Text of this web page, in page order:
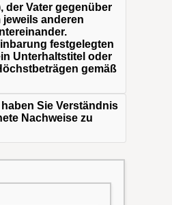
der Vater gegenüber
anderen
festgelegten
Unterhaltstitel oder
gemäß
Sie Verständnis
Nachweise zu